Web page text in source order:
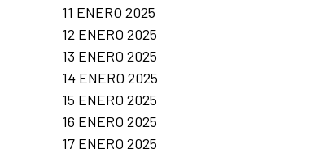
11 ENERO 2025
12 ENERO 2025
13 ENERO 2025
14 ENERO 2025
15 ENERO 2025
16 ENERO 2025
17 ENERO 2025